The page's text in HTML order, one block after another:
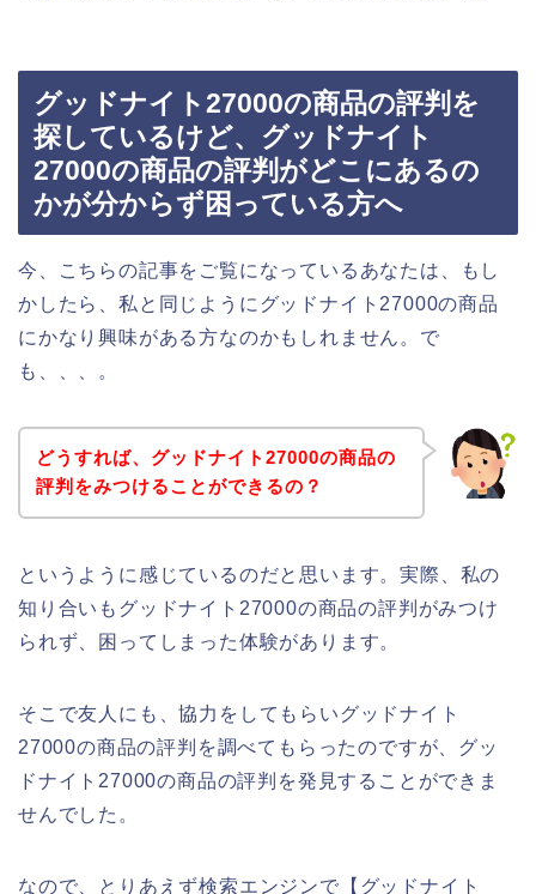
グッドナイト27000の商品の評判を
探しているけど、グッドナイト
27000の商品の評判がどこにあるの
かが分からず困っている方へ
今、こちらの記事をご覧になっているあなたは、もし
かしたら、私と同じようにグッドナイト27000の商品
にかなり興味がある方なのかもしれません。で
も、、、。
どうすれば、グッドナイト27000の商品の
評判をみつけることができるの？
というように感じているのだと思います。実際、私の
知り合いもグッドナイト27000の商品の評判がみつけ
られず、困ってしまった体験があります。
そこで友人にも、協力をしてもらいグッドナイト
27000の商品の評判を調べてもらったのですが、グッ
ドナイト27000の商品の評判を発見することができま
せんでした。
なので、とりあえず検索エンジンで【グッドナイト